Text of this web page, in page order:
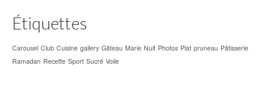
Étiquettes
Carousel Club Cuisine gallery Gâteau Marie Nuit Photos Plat pruneau Pâtisserie
Ramadan Recette Sport Sucré Voile